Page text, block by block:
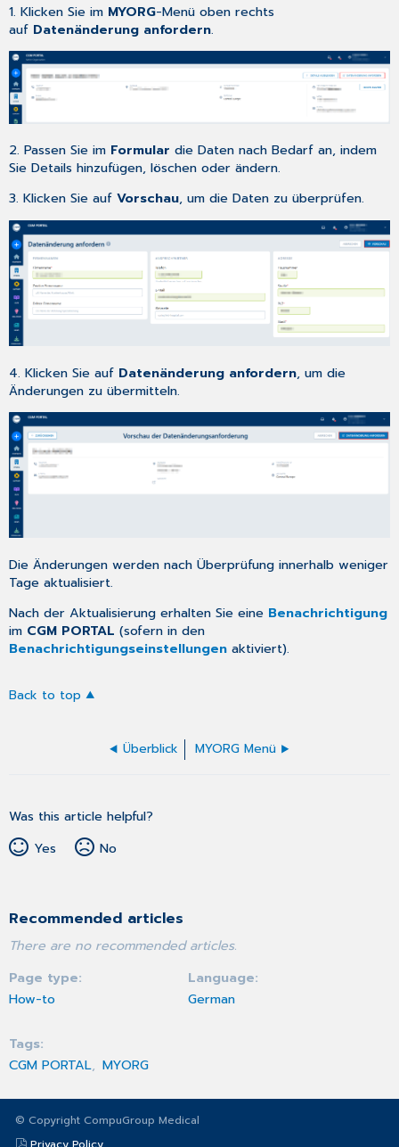
1. Klicken Sie im MYORG-Menü oben rechts
auf Datenänderung anfordern.
2. Passen Sie im Formulardie Daten nach Bedarf an, indem
Sie Details hinzufügen, löschen oder ändern.
3. Klicken Sie aufVorschau, um die Daten zu überprüfen.
4. Klicken Sie auf Datenänderung anfordern, um die
Änderungen zu übermitteln.
Die Änderungen werden nach Überprüfung innerhalb weniger
Tage aktualisiert.
Nach der Aktualisierung erhalten Sie eine Benachrichtigung
im CGM PORTAL(sofern in den
Benachrichtigungseinstellungen aktiviert).
Back to top
Überblick MYORG Menü
Was this article helpful?
Yes
No
Recommended articles
There are no recommended articles.
Page type
How-to
Language
German
Tags
CGM PORTAL MYORG
© Copyright CompuGroup Medical